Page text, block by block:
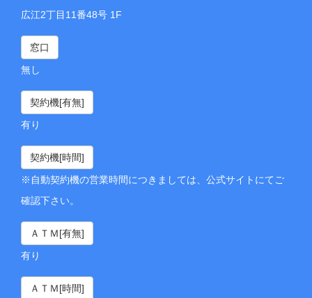
広江2丁目11番48号 1F
窓口
無し
契約機[有無]
有り
契約機[時間]
※自動契約機の営業時間につきましては、公式サイトにてご
確認下さい。
ＡＴＭ[有無]
有り
ＡＴＭ[時間]